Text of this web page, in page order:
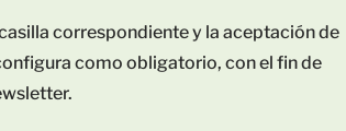
correspondiente y la aceptación de
como obligatorio, con el fin de